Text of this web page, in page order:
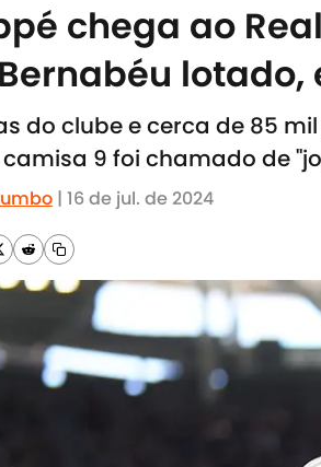
chega ao
lotado,
do clube e cerca de 85
9 foi chamado de
| 16 de jul. de 2024